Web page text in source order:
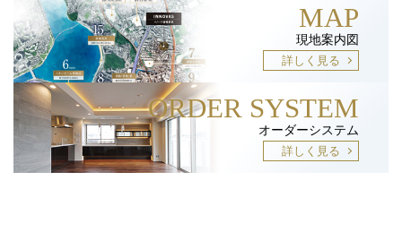
MAP
現地案内図
詳しく見る
ORDER SYSTEM
オーダーシステム
詳しく見る